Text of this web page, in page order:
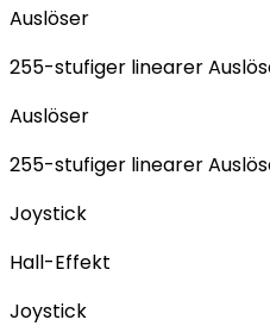
Auslöser
255-stufiger linearer
Auslöser
255-stufiger linearer
Joystick
Hall-Effekt
Joystick